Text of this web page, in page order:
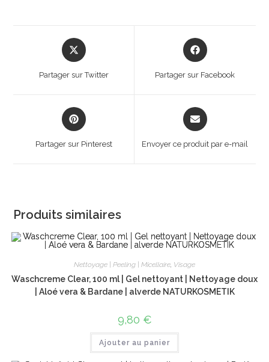
Opens
in
new
Partager sur Twitter
Opens
in
Partager sur Facebook
Opens
in
Partager sur Pinterest
Opens
in
new
Envoyer ce produit par e-mail
Produits similaires
Nettoyage | Peeling | Micellaire, Visage
Waschcreme Clear, 100 ml | Gel nettoyant | Nettoyage doux
| Aloé vera & Bardane | alverde NATURKOSMETIK
9,80 €
Ajouter au panier